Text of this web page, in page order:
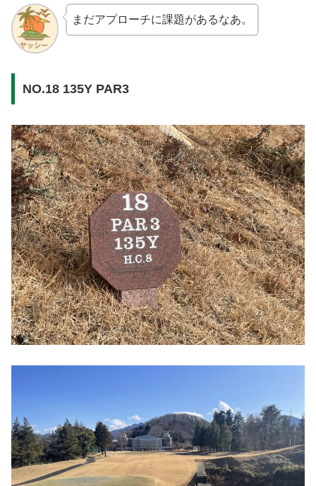
まだアプローチに課題があるなあ。
NO.18 135Y PAR3